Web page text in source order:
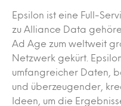
Epsilon ist eine Full-
zu Alliance Data
Ad Age zum weltweit
Netzwerk gekürt.
umfangreicher Daten,
und überzeugender,
Ideen, um die